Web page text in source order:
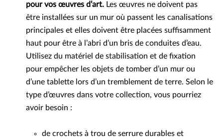
pour vos œuvres d’art. Les œuvres ne doivent pas
être installées sur un mur où passent les canalisations
principales et elles doivent être placées suffisamment
haut pour être à l’abri d’un bris de conduites d’eau.
Utilisez du matériel de stabilisation et de fixation
pour empêcher les objets de tomber d’un mur ou
d’une tablette lors d’un tremblement de terre. Selon le
type d’œuvres dans votre collection, vous pourriez
avoir besoin :
de crochets à trou de serrure durables et